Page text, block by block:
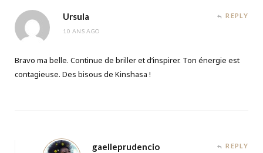
Ursula
10 ANS AGO
REPLY
Bravo ma belle. Continue de briller et d’inspirer. Ton énergie est
contagieuse. Des bisous de Kinshasa !
gaelleprudencio REPLY